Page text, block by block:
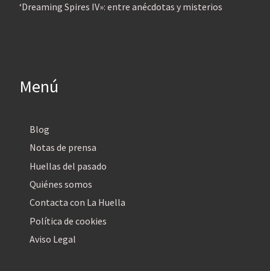
‘Dreaming Spires IV»: entre anécdotas y misterios
Menú
Blog
Notas de prensa
Huellas del pasado
Quiénes somos
Contacta con La Huella
Política de cookies
Aviso Legal